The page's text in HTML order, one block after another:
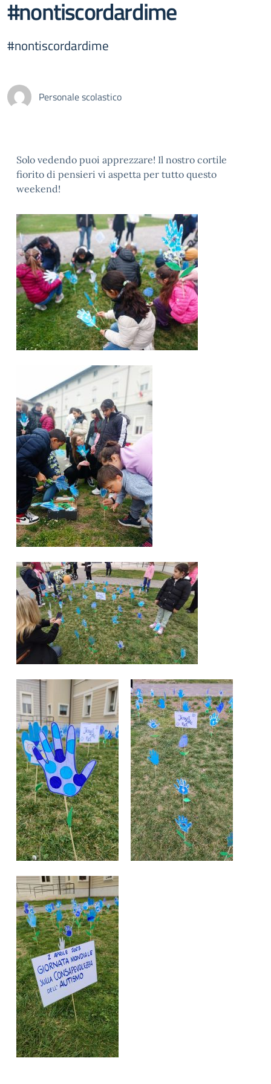
#nontiscordardime
#nontiscordardime
Personale scolastico
Solo vedendo puoi apprezzare! Il nostro cortile
fiorito di pensieri vi aspetta per tutto questo
weekend!